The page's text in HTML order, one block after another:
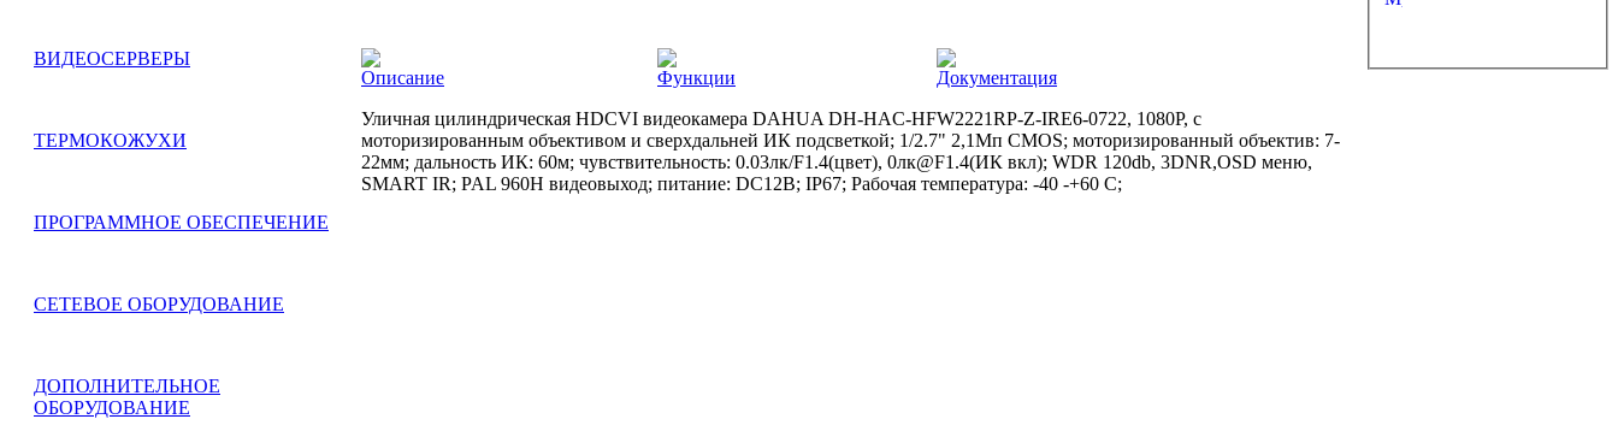
ВИДЕОСЕРВЕРЫ
ТЕРМОКОЖУХИ
ПРОГРАММНОЕ ОБЕСПЕЧЕНИЕ
СЕТЕВОЕ ОБОРУДОВАНИЕ
ДОПОЛНИТЕЛЬНОЕ
ОБОРУДОВАНИЕ
Описание Функции
Документация
Уличная цилиндрическая HDCVI видеокамера DAHUA DH-HAC-HFW2221RP-Z-IRE6-0722, 1080P, с
моторизированным объективом и сверхдальней ИК подсветкой; 1/2.7" 2,1Mп CMOS; моторизированный объектив: 7-
22мм; дальность ИК: 60м; чувствительность: 0.03лк/F1.4(цвет), 0лк@F1.4(ИК вкл); WDR 120db, 3DNR,OSD меню,
SMART IR; PAL 960H видеовыход; питание: DC12В; IP67; Рабочая температура: -40 -+60 С;